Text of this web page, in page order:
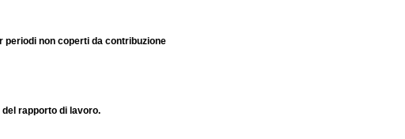
non coperti da contribuzione
rapporto di lavoro.